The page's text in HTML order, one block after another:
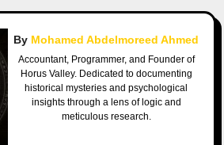
By Mohamed Abdelmoreed Ahmed
Accountant, Programmer, and Founder of
Horus Valley. Dedicated to documenting
historical mysteries and psychological
insights through a lens of logic and
meticulous research.